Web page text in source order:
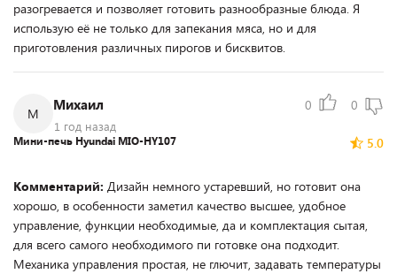
разогревается и позволяет готовить разнообразные блюда. Я
использую её не только для запекания мяса, но и для
приготовления различных пирогов и бисквитов.
М
Михаил
1 год назад
0 0
5.0
Мини-печь Hyundai MIO-HY107
Комментарий: Дизайн немного устаревший, но готовит она
хорошо, в особенности заметил качество высшее, удобное
управление, функции необходимые, да и комплектация сытая,
для всего самого необходимого пи готовке она подходит.
Механика управления простая, не глючит, задавать температуры